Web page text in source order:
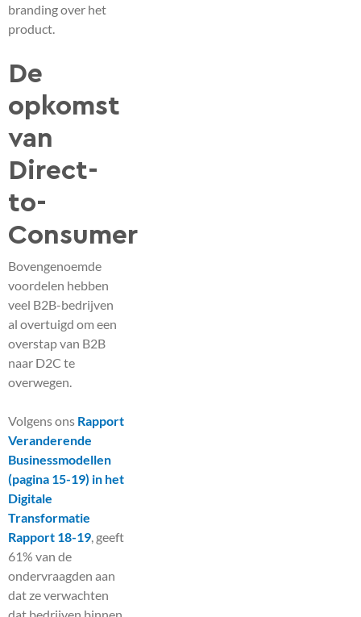
branding over het
product.
De
opkomst
van
Direct-
to-
Consumer
Bovengenoemde
voordelen hebben
veel B2B-bedrijven
al overtuigd om een
overstap van B2B
naar D2C te
overwegen.
Volgens ons Rapport
Veranderende
Businessmodellen
(pagina 15-19) in het
Digitale
Transformatie
Rapport 18-19, geeft
61% van de
ondervraagden aan
dat ze verwachten